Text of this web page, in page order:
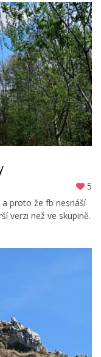
5
proto že fb nesnáší
verzi než ve skupině.